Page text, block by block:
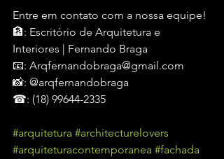
Entre em contato com a nossa equipe!
🏦: Escritório de Arquitetura e
Interiores | Fernando Braga
📧: Arqfernandobraga@gmail.com
📸: @arqfernandobraga
☎: (18) 99644-2335
#arquitetura #architecturelovers
#arquiteturacontemporanea #fachada